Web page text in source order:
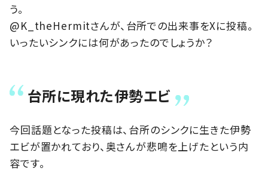
う。
@K_theHermitさんが、台所での出来事をXに投稿。
いったいシンクには何があったのでしょうか？
台所に現れた伊勢エビ
今回話題となった投稿は、台所のシンクに生きた伊勢
エビが置かれており、奥さんが悲鳴を上げたという内
容です。